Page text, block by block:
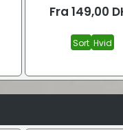
Fra 149,00
Sort Hvid